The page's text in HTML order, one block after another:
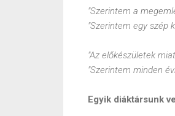
"Szerintem a
"Szerintem egy szép
"Az előkészületek
"Szerintem minden
Egyik diáktársunk